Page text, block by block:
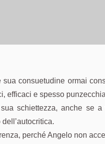
sua consuetudine ormai
efficaci e spesso
schiettezza, anche se
perché Angelo non